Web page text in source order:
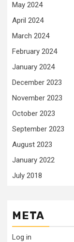
May 2024
April 2024
March 2024
February 2024
January 2024
December 2023
November 2023
October 2023
September 2023
August 2023
January 2022
July 2018
META
Log in